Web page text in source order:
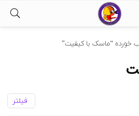
خورده “ماسک با کیفیت”
فیلتر